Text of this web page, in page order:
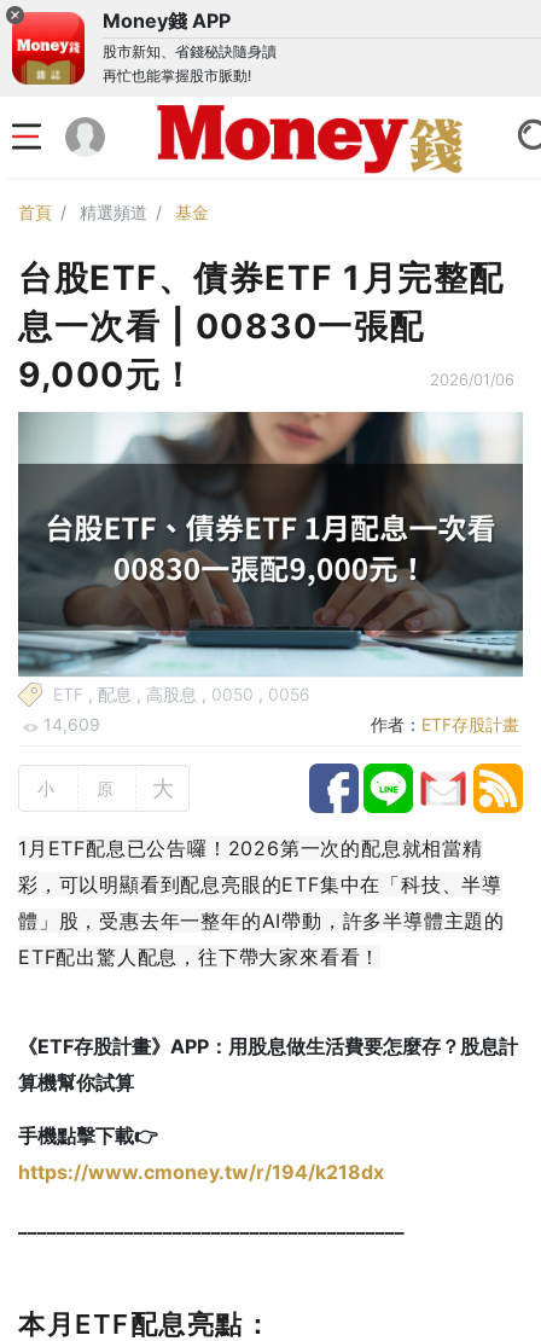
Money錢 APP
股市新知、省錢秘訣隨身讀
再忙也能掌握股市脈動!
首頁 精選頻道 基金
台股ETF、債券ETF 1月完整配
息一次看 | 00830一張配
9,000元！
2026/01/06
ETF , 配息 , 高股息 , 0050 , 0056
14,609
作者： ETF存股計畫
小 原 大
1月ETF配息已公告囉！2026第一次的配息就相當精
彩，可以明顯看到配息亮眼的ETF集中在「科技、半導
體」股，受惠去年一整年的AI帶動，許多半導體主題的
ETF配出驚人配息，往下帶大家來看看！
《ETF存股計畫》APP：用股息做生活費要怎麼存？股息計
算機幫你試算
手機點擊下載👉
https://www.cmoney.tw/r/194/k218dx
本月ETF配息亮點：